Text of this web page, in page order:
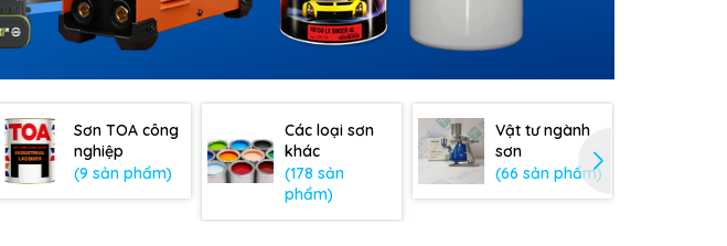
Sơn TOA công
nghiệp
(9 sản phẩm)
Các loại sơn
khác
(178 sản
phẩm)
Vật tư ngành
sơn
(66 sản phẩm)